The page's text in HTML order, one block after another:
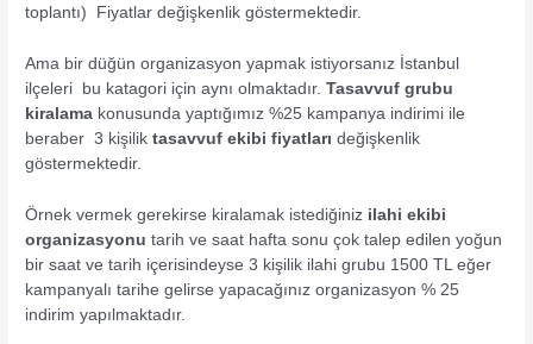
toplantı) Fiyatlar değişkenlik göstermektedir.
Ama bir düğün organizasyon yapmak istiyorsanız İstanbul
ilçeleri bu katagori için aynı olmaktadır.Tasavvuf grubu
kiralama konusunda yaptığımız %25 kampanya indirimi ile
beraber 3 kişiliktasavvuf ekibi fiyatları değişkenlik
göstermektedir.
Örnek vermek gerekirse kiralamak istediğiniz ilahi ekibi
organizasyonu tarih ve saat hafta sonu çok talep edilen yoğun
bir saat ve tarih içerisindeyse 3 kişilik ilahi grubu 1500 TL eğer
kampanyalı tarihe gelirse yapacağınız organizasyon % 25
indirim yapılmaktadır.